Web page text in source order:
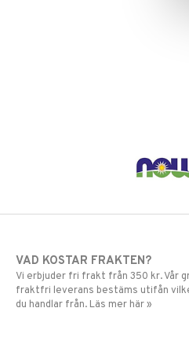
VAD KOSTAR FRAKTEN?
Vi erbjuder fri frakt från 350 kr. Vår
fraktfri leverans bestäms utifån
du handlar från. Läs mer här »